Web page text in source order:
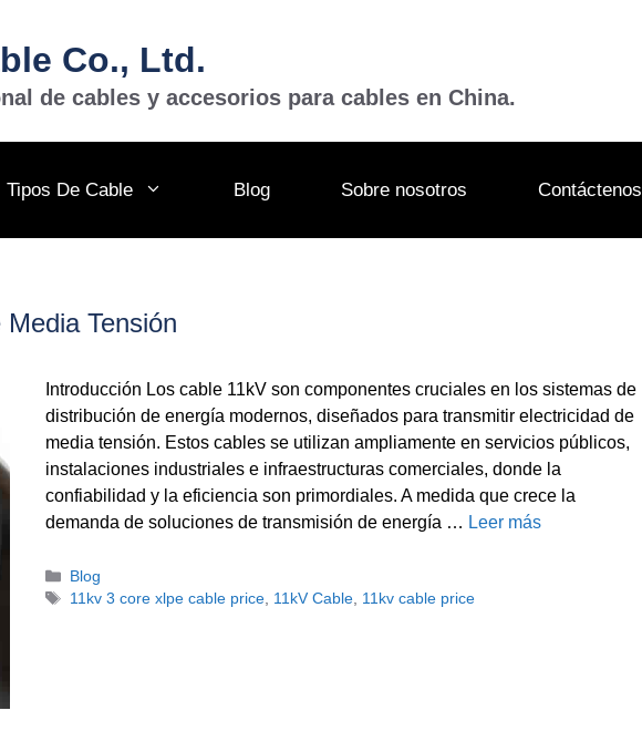
Co., Ltd.
de cables y accesorios para cables en China.
Tipos De Cable Blog Sobre nosotros Contáctenos
Tensión
Introducción Los cable 11kV son componentes cruciales en los sistemas de
distribución de energía modernos, diseñados para transmitir electricidad de
media tensión. Estos cables se utilizan ampliamente en servicios públicos,
instalaciones industriales e infraestructuras comerciales, donde la
confiabilidad y la eficiencia son primordiales. A medida que crece la
demanda de soluciones de transmisión de energía … Leer más
Categorías
Blog
Etiquetas
11kv 3 core xlpe cable price, 11kV Cable, 11kv cable price